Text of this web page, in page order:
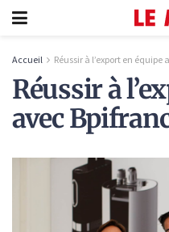
Accueil Réussir à l’export en
Réussir à
avec